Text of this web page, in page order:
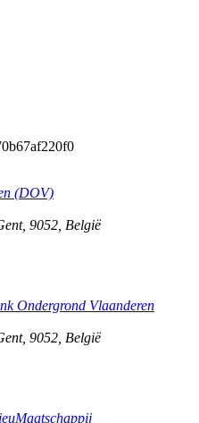
(DOV)
, 9052 België
Ondergrond Vlaanderen
, 9052 België